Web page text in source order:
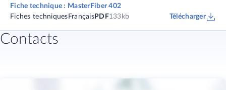
Fiche technique : MasterFiber 402
Fiches techniques Français PDF133kb Télécharger
Contacts